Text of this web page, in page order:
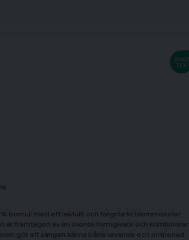
bomull med ett lekfullt och färgstarkt blommönster
är framtagen av en svensk formgivare och kombinerar
gör att sängen känns både levande och ombonad.